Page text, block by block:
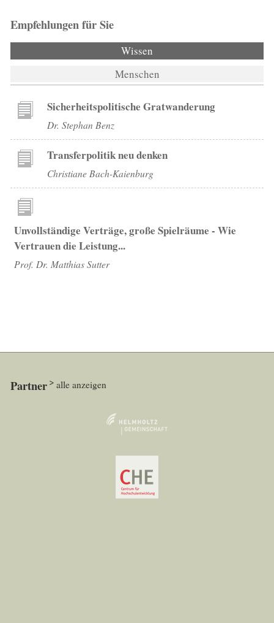
Empfehlungen für Sie
Wissen
Menschen
Sicherheitspolitische Gratwanderung
Dr. Stephan Benz
Transferpolitik neu denken
Christiane Bach-Kaienburg
Unvollständige Verträge, große Spielräume - Wie
Vertrauen die Leistung...
Prof. Dr. Matthias Sutter
Partner alle anzeigen